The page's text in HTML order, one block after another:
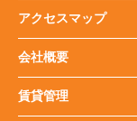
アクセスマップ
会社概要
賃貸管理